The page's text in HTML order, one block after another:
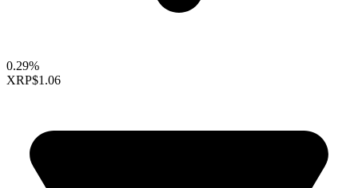
0.29%
XRP$1.06